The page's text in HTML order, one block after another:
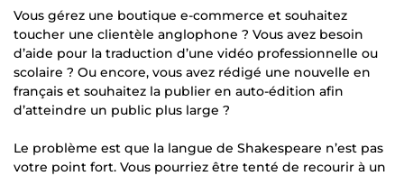
Vous gérez une boutique e-commerce et souhaitez
toucher une clientèle anglophone ? Vous avez besoin
d’aide pour la traduction d’une vidéo professionnelle ou
scolaire ? Ou encore, vous avez rédigé une nouvelle en
français et souhaitez la publier en auto-édition afin
d’atteindre un public plus large ?
Le problème est que la langue de Shakespeare n’est pas
votre point fort. Vous pourriez être tenté de recourir à un